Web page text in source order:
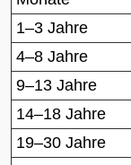
1–3 Jahre
4–8 Jahre
9–13 Jahre
14–18 Jahre
19–30 Jahre